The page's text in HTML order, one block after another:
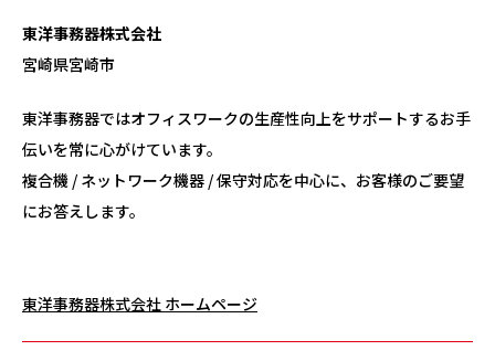
東洋事務器株式会社
宮崎県宮崎市
東洋事務器ではオフィスワークの生産性向上をサポートするお手
伝いを常に心がけています。
複合機 / ネットワーク機器 / 保守対応を中心に、お客様のご要望
にお答えします。
東洋事務器株式会社 ホームページ